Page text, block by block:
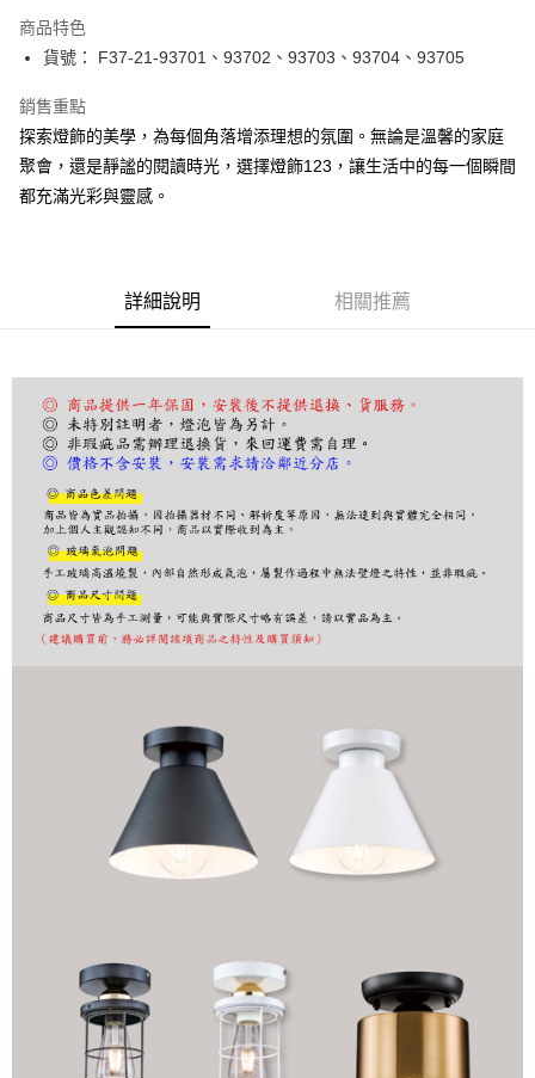
街口支付
悠遊付
Google Pay
全盈+PAY
AFTEE先享後付是「在收到商品之後才付款」的支付方式。 讓您購物簡單
【「AFTEE先享後付」結帳流程】
１．於結帳方式選擇「AFTEE先享後付」後，將跳轉至「AFTEE先享後付」
２．訂單成立數日內，您將收到繳費通知簡訊。
３．收到繳費通知簡訊後14天內，點擊此簡訊中的連結，可透過四大超商／
ATM／網路銀行／等多元方式進行付款，方視為交易完成。
※ 請注意：結帳手續完成當下不需立刻繳費，但若您需要取消訂單，請聯絡
後付繳納相關費用。
※ 交易是否成功請以「AFTEE先享後付 」之結帳頁面顯示為準，若有關於
是否繳費成功／繳費後需取消欲退款等相關疑問，請聯繫「AFTEE先享後付
１．透過由恩沛科技股份有限公司提供之「AFTEE先享後付」服務完成之交
易，需依本服務之必要範圍內提供個人資料，並將交易相關給付款項請求債
權轉讓予恩沛科技股份有限公司。
２．關於個人資料處理事宜，請瀏覽以下網址：
https://aftee.tw/terms/#terms3
３．未成年的使用者請事先徵得法定代理人或監護人之同意方可使用
「AFTEE先享後付」，若未經同意申辦者引起之損失，本公司不負相關責
５．嚴禁一人註冊多個帳號或使用他人資訊註冊。若發現惡意使用之情形，
恩沛科技股份有限公司將有權停止該用戶之使用額度並採取法律行動。
宅配
每筆NT$180，滿NT$5,000(含以上)免運費
商品特色
貨號： F37-21-93701、93702、93703、93704、93705
銷售重點
探索燈飾的美學，為每個角落增添理想的氛圍。無論是溫馨的家庭
聚會，還是靜謐的閱讀時光，選擇燈飾123，讓生活中的每一個瞬間
都充滿光彩與靈感。
詳細說明 相關推薦